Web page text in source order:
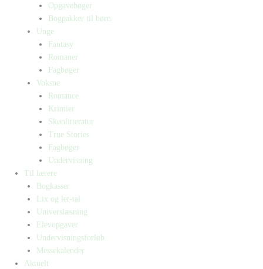
Opgavebøger
Bogpakker til børn
Unge
Fantasy
Romaner
Fagbøger
Voksne
Romance
Krimier
Skønlitteratur
True Stories
Fagbøger
Undervisning
Til lærere
Bogkasser
Lix og let-tal
Universlæsning
Elevopgaver
Undervisningsforløb
Messekalender
Aktuelt